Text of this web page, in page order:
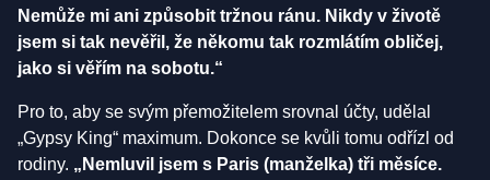
Nemůže mi ani způsobit tržnou ránu. Nikdy v životě
jsem si tak nevěřil, že někomu tak rozmlátím obličej,
jako si věřím na sobotu.“
Pro to, aby se svým přemožitelem srovnal účty, udělal
„Gypsy King“ maximum. Dokonce se kvůli tomu odřízl od
rodiny. „Nemluvil jsem s Paris (manželka) tři měsíce.